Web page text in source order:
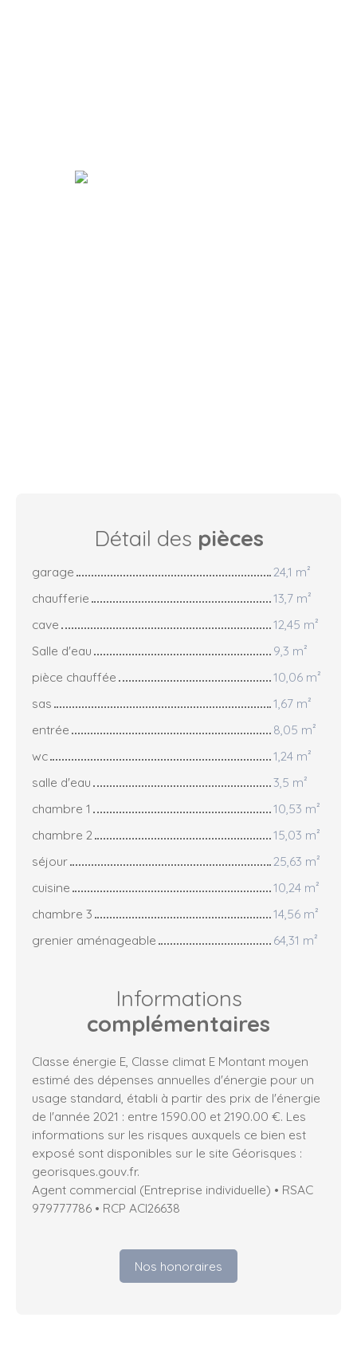
Détail des pièces
garage
24,1 m²
chaufferie
13,7 m²
cave
12,45 m²
Salle d'eau
9,3 m²
pièce chauffée
10,06 m²
sas
1,67 m²
entrée
8,05 m²
wc
1,24 m²
salle d'eau
3,5 m²
chambre 1
10,53 m²
chambre 2
15,03 m²
séjour
25,63 m²
cuisine
10,24 m²
chambre 3
14,56 m²
grenier aménageable
64,31 m²
Informations
complémentaires
Classe énergie E, Classe climat E Montant moyen
estimé des dépenses annuelles d'énergie pour un
usage standard, établi à partir des prix de l'énergie
de l'année 2021 : entre 1590.00 et 2190.00 €. Les
informations sur les risques auxquels ce bien est
exposé sont disponibles sur le site Géorisques :
georisques.gouv.fr.
Agent commercial (Entreprise individuelle) • RSAC
979777786 • RCP ACI26638
Nos honoraires